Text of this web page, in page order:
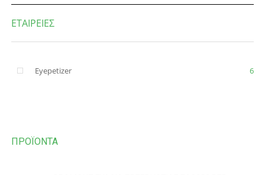
ΕΤΑΙΡΕΙΕΣ
Eyepetizer 6
ΠΡΟΪΌΝΤΑ